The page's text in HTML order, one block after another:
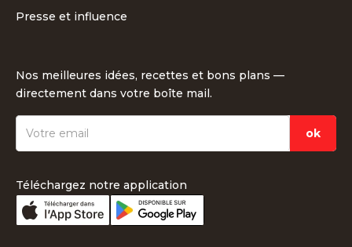
Presse et influence
Nos meilleures idées, recettes et bons plans —
directement dans votre boîte mail.
Téléchargez notre application